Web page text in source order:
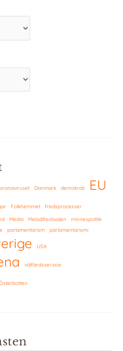
Danmark demokrati EU
Folkhemmet
fredsprocesser
Media Melodifestivalen
minnespolitik
parlamentarism parlamentarismi
USA
välfärdsservice